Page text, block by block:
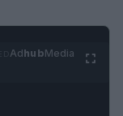
AdhubMedia